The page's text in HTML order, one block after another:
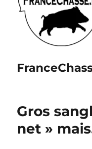
Gros
net »